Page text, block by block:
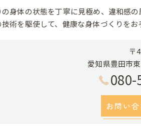
身体の状態を丁寧に見極め、違和感
術を駆使して、健康な身体づくりをお
〒
愛知県豊田市
080-
お問い